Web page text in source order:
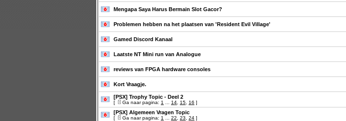
Mengapa Saya Harus Bermain Slot Gacor?
Problemen hebben na het plaatsen van 'Resident Evil Village'
Gamed Discord Kanaal
Laatste NT Mini run van Analogue
reviews van FPGA hardware consoles
Kort Vraagje.
[PSX] Trophy Topic - Deel 2
[ Ga naar pagina: 1 14 15 16 ]
[PSX] Algemeen Vragen Topic
[ Ga naar pagina: 1 22 23 24 ]